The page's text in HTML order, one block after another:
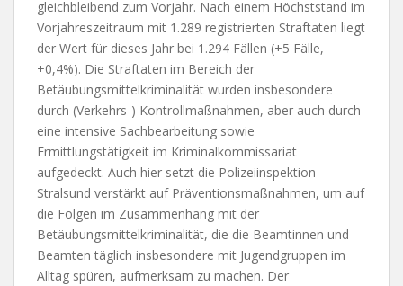
gleichbleibend zum Vorjahr. Nach einem Höchststand im
Vorjahreszeitraum mit 1.289 registrierten Straftaten liegt
der Wert für dieses Jahr bei 1.294 Fällen (+5 Fälle,
+0,4%). Die Straftaten im Bereich der
Betäubungsmittelkriminalität wurden insbesondere
durch (Verkehrs-) Kontrollmaßnahmen, aber auch durch
eine intensive Sachbearbeitung sowie
Ermittlungstätigkeit im Kriminalkommissariat
aufgedeckt. Auch hier setzt die Polizeiinspektion
Stralsund verstärkt auf Präventionsmaßnahmen, um auf
die Folgen im Zusammenhang mit der
Betäubungsmittelkriminalität, die die Beamtinnen und
Beamten täglich insbesondere mit Jugendgruppen im
Alltag spüren, aufmerksam zu machen. Der